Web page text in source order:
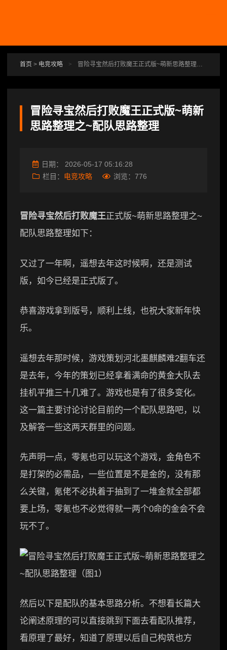
首页 > 电竞攻略 > 冒险寻宝然后打败魔王正式版~萌新思路整理之~配队思路整理
冒险寻宝然后打败魔王正式版~萌新
思路整理之~配队思路整理
日期： 2026-05-17 05:16:28
栏目： 电竞攻略 浏览： 776
冒险寻宝然后打败魔王正式版~萌新思路整理之~
配队思路整理如下：
又过了一年啊，遥想去年这时候啊，还是测试
版，如今已经是正式版了。
恭喜游戏拿到版号，顺利上线，也祝大家新年快
乐。
遥想去年那时候，游戏策划河北墨麒麟难2翻车还
是去年，今年的策划已经拿着满命的黄金大队去
挂机平推三十几难了。游戏也是有了很多变化。
这一篇主要讨论讨论目前的一个配队思路吧，以
及解答一些这两天群里的问题。
先声明一点，零氪也可以玩这个游戏，金角色不
是打架的必需品，一些位置是不是金的，没有那
么关键，氪佬不必执着于抽到了一堆金就全部都
要上场，零氪也不必觉得就一两个0命的金会不会
玩不了。
然后以下是配队的基本思路分析。不想看长篇大
论阐述原理的可以直接跳到下面去看配队推荐，
看原理了最好，知道了原理以后自己构筑也方